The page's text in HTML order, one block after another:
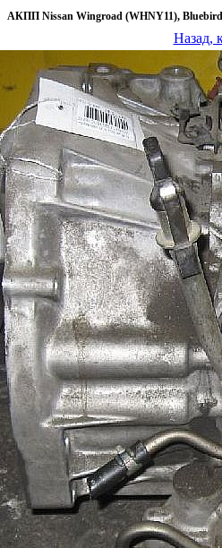
АКПП Nissan Wingroad (WHNY11),
Назад,